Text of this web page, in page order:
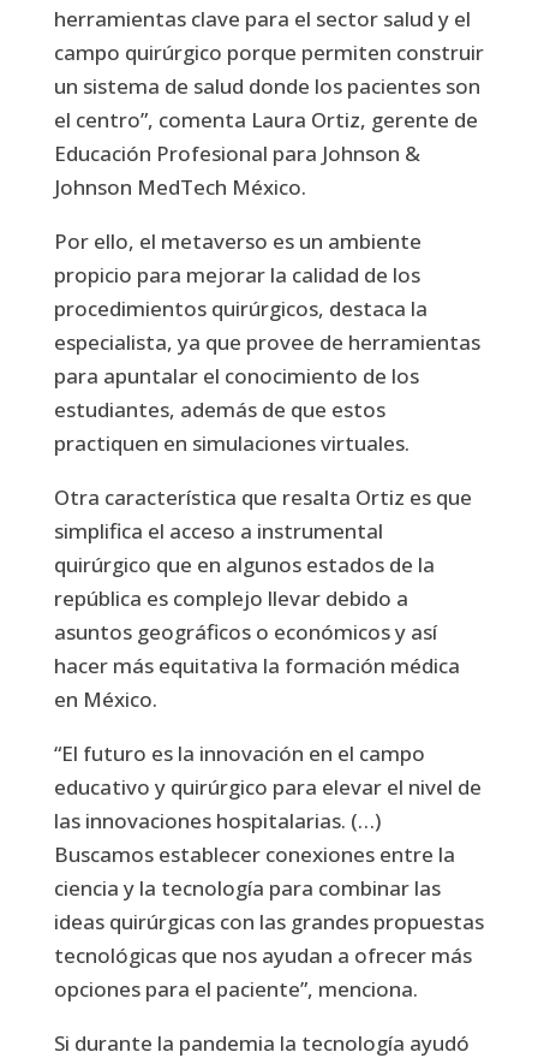
herramientas clave para el sector salud y el
campo quirúrgico porque permiten construir
un sistema de salud donde los pacientes son
el centro”, comenta Laura Ortiz, gerente de
Educación Profesional para Johnson &
Johnson MedTech México.
Por ello, el metaverso es un ambiente
propicio para mejorar la calidad de los
procedimientos quirúrgicos, destaca la
especialista, ya que provee de herramientas
para apuntalar el conocimiento de los
estudiantes, además de que estos
practiquen en simulaciones virtuales.
Otra característica que resalta Ortiz es que
simplifica el acceso a instrumental
quirúrgico que en algunos estados de la
república es complejo llevar debido a
asuntos geográficos o económicos y así
hacer más equitativa la formación médica
en México.
“El futuro es la innovación en el campo
educativo y quirúrgico para elevar el nivel de
las innovaciones hospitalarias. (…)
Buscamos establecer conexiones entre la
ciencia y la tecnología para combinar las
ideas quirúrgicas con las grandes propuestas
tecnológicas que nos ayudan a ofrecer más
opciones para el paciente”, menciona.
Si durante la pandemia la tecnología ayudó